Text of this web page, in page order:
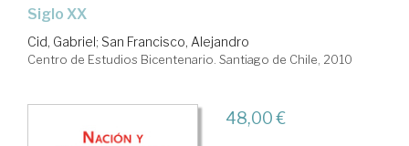
Siglo XX
Cid, Gabriel; San Francisco, Alejandro
Centro de Estudios Bicentenario. Santiago de Chile, 2010
48,00 €